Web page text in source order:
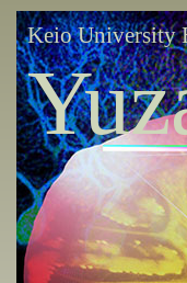
Keio University